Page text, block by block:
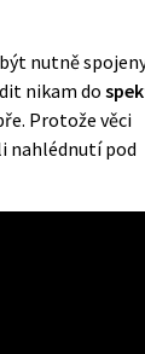
nutně
nikam do
Protože věci
nahlédnutí pod